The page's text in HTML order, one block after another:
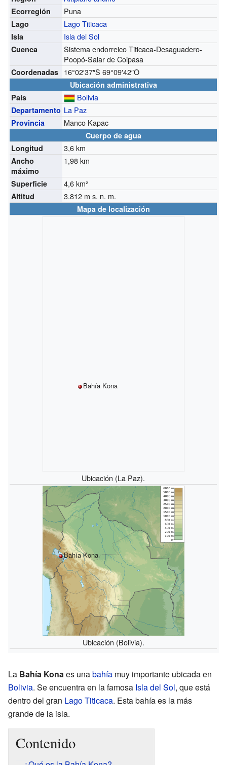
Ecorregión Puna
Lago Lago Titicaca
Isla Isla del Sol
Cuenca
Sistema endorreico Titicaca-Desaguadero-
Poopó-Salar de Coipasa
Coordenadas 16°02′37″S 69°09′42″O
Ubicación administrativa
País
Bolivia
Departamento La Paz
Provincia Manco Kapac
Cuerpo de agua
Longitud
3,6 km
Ancho
máximo
1,98 km
Superficie 4,6 km²
Altitud 3.812 m s. n. m.
Mapa de localización
Bahía Kona
Ubicación (La Paz).
Bahía Kona
Ubicación (Bolivia).
La Bahía Konaes unabahía muy importante ubicada en
Bolivia. Se encuentra en la famosa Isla del Sol, que está
dentro del gran Lago Titicaca. Esta bahía es la más
grande de la isla.
Contenido